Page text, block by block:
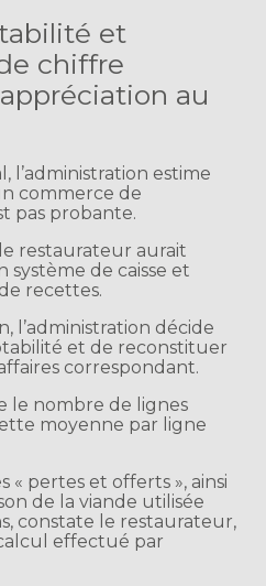
et
chiffre
au
l’administration estime
commerce de
pas probante.
restaurateur aurait
système de caisse et
recettes.
l’administration décide
et de reconstituer
correspondant.
le nombre de lignes
moyenne par ligne
« pertes et offerts », ainsi
de la viande utilisée
constate le restaurateur,
effectué par